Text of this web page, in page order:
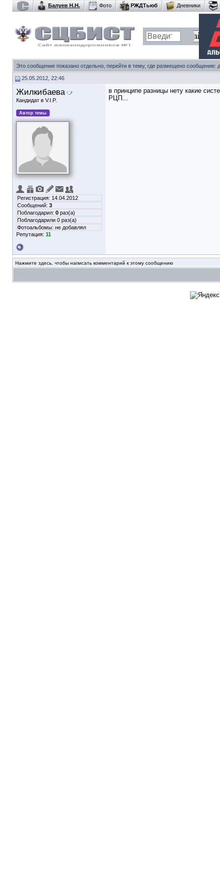
Балуев Н.Н. Фото РЖДТьюб Дневники
Это сообщение показано отдельно, перейти в тему, где размещено сообщение:
25.05.2012, 22:46
Жилкибаева
Кандидат в V.I.P.
Автор темы
Регистрация: 14.04.2012
Сообщений: 3
Поблагодарил: 0 раз(а)
Поблагодарили 0 раз(а)
Фотоальбомы: не добавлял
Репутация: 11
в принципе разницы нету какие
РЦП...
Нажмите здесь, чтобы написать комментарий к этому сообщению